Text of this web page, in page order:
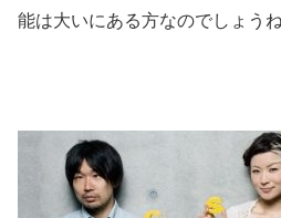
能は大いにある方なのでしょうね